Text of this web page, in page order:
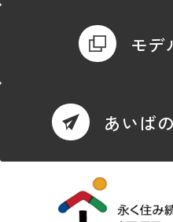
モデ
あいば